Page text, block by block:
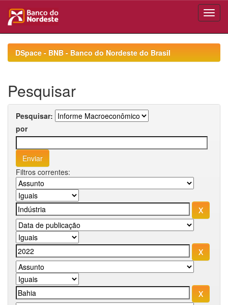
navigationDSpace - BNB - Banco do Nordeste do Brasil
Pesquisar
Pesquisar:
por
Filtros correntes: